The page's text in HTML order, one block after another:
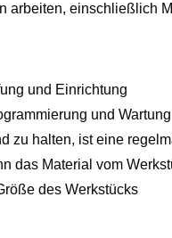
arbeiten, einschließlich
und Einrichtung
und Wartung
zu halten, ist eine
das Material vom
des Werkstücks